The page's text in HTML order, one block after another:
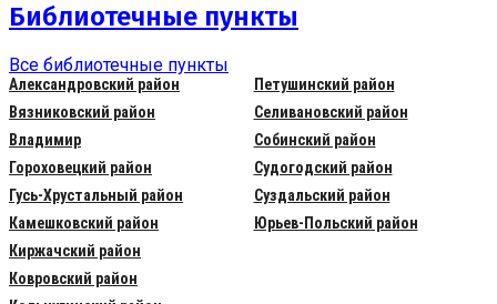
Библиотечные пункты
Все библиотечные пункты
Александровский район
Вязниковский район
Владимир
Гороховецкий район
Гусь-Хрустальный район
Камешковский район
Киржачский район
Ковровский район
Петушинский район
Селивановский район
Собинский район
Судогодский район
Суздальский район
Юрьев-Польский район